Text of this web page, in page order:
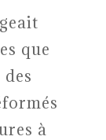
que
à